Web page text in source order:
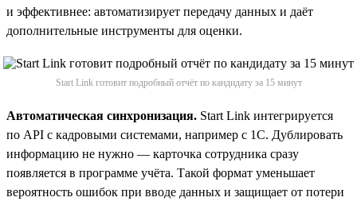
и эффективнее: автоматизирует передачу данных и даёт
дополнительные инструменты для оценки.
Start Link готовит подробный отчёт по кандидату за 15 минут
Автоматическая синхронизация. Start Link интегрируется
по API с кадровыми системами, например с 1С. Дублировать
информацию не нужно — карточка сотрудника сразу
появляется в программе учёта. Такой формат уменьшает
вероятность ошибок при вводе данных и защищает от потери